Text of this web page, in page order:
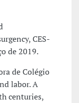
CES-
de 2019.
de Colégio
labor. A
centuries,